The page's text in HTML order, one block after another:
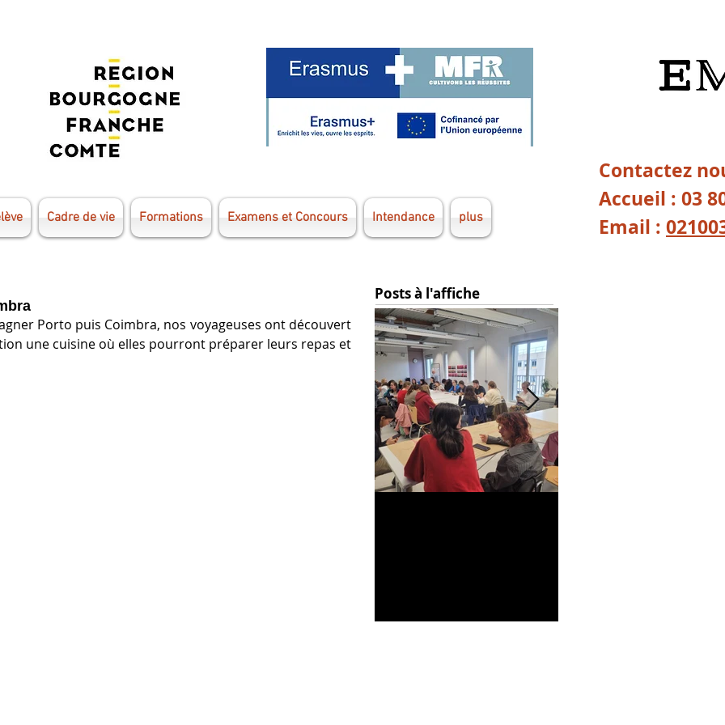
Cadre de vie Formations Examens et Concours Intendance plus
Contactez
Accueil : 03
Email :
Porto puis Coimbra, nos voyageuses ont découvert
une cuisine où elles pourront préparer leurs repas et
Posts à l'affiche